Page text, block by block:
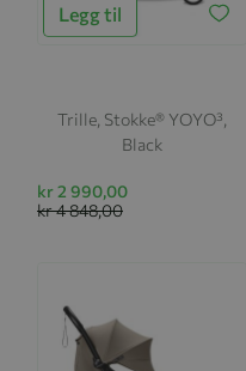
Legg til
Trille, Stokke® YOYO³,
Black
kr 2 990,00
kr 4 848,00